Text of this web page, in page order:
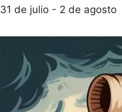
31 de julio - 2 de agosto